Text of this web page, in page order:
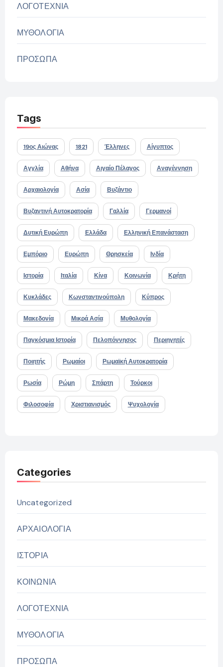
ΛΟΓΟΤΕΧΝΙΑ
ΜΥΘΟΛΟΓΙΑ
ΠΡΟΣΩΠΑ
Tags
19ος Αιώνας 1821 Έλληνες Αίγυπτος
Αγγλία Αθήνα Αιγαίο Πέλαγος Αναγέννηση
Αρχαιολογία Ασία Βυζάντιο
Βυζαντινή Αυτοκρατορία Γαλλία Γερμανοί
Δυτική Ευρώπη Ελλάδα Ελληνική Επανάσταση
Εμπόριο Ευρώπη Θρησκεία Ινδία
Ιστορία Ιταλία Κίνα Κοινωνία Κρήτη
Κυκλάδες Κωνσταντινούπολη Κύπρος
Μακεδονία Μικρά Ασία Μυθολογία
Παγκόσμια Ιστορία Πελοπόννησος Περιηγητές
Ποιητής Ρωμαίοι Ρωμαϊκή Αυτοκρατορία
Ρωσία Ρώμη Σπάρτη Τούρκοι
Φιλοσοφία Χριστιανισμός Ψυχολογία
Categories
Uncategorized
ΑΡΧΑΙΟΛΟΓΙΑ
ΙΣΤΟΡΙΑ
ΚΟΙΝΩΝΙΑ
ΛΟΓΟΤΕΧΝΙΑ
ΜΥΘΟΛΟΓΙΑ
ΠΡΟΣΩΠΑ